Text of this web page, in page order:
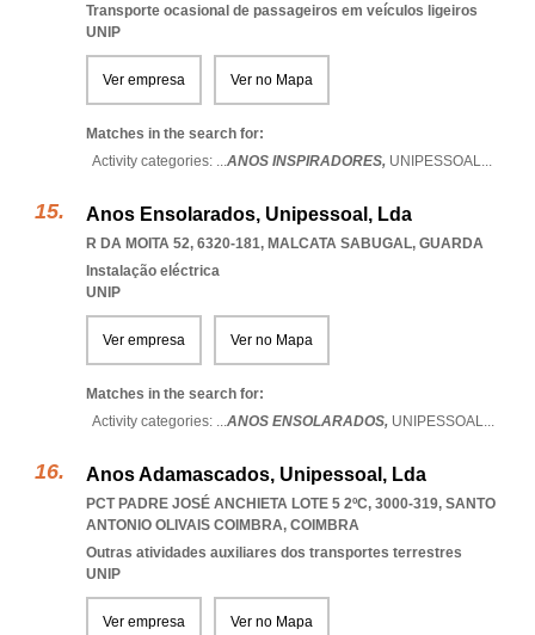
Transporte ocasional de passageiros em veículos ligeiros
UNIP
Ver empresa Ver no Mapa
Matches in the search for:
Activity categories: ...ANOS INSPIRADORES, UNIPESSOAL...
Anos Ensolarados, Unipessoal, Lda
R DA MOITA 52, 6320-181, MALCATA SABUGAL, GUARDA
Instalação eléctrica
UNIP
Ver empresa Ver no Mapa
Matches in the search for:
Activity categories: ...ANOS ENSOLARADOS, UNIPESSOAL...
Anos Adamascados, Unipessoal, Lda
PCT PADRE JOSÉ ANCHIETA LOTE 5 2ºC, 3000-319, SANTO
ANTONIO OLIVAIS COIMBRA, COIMBRA
Outras atividades auxiliares dos transportes terrestres
UNIP
Ver empresa Ver no Mapa